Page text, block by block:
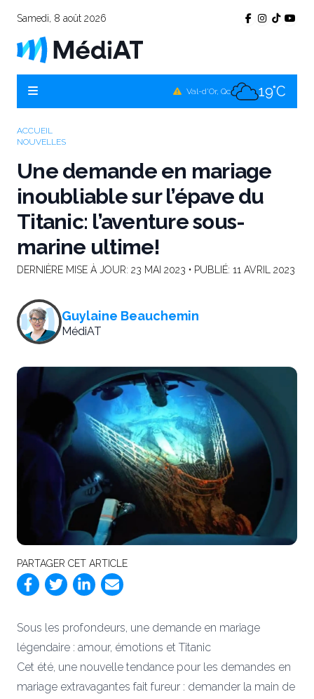
Samedi, 8 août 2026
Val-d'Or, Qc 19°C
ACCUEIL
NOUVELLES
Une demande en mariage
inoubliable sur l’épave du
Titanic: l’aventure sous-
marine ultime!
DERNIÈRE MISE À JOUR: 23 MAI 2023 • PUBLIÉ: 11 AVRIL 2023
Guylaine Beauchemin
MédiAT
PARTAGER CET ARTICLE
Sous les profondeurs, une demande en mariage
légendaire : amour, émotions et Titanic
Cet été, une nouvelle tendance pour les demandes en
mariage extravagantes fait fureur : demander la main de